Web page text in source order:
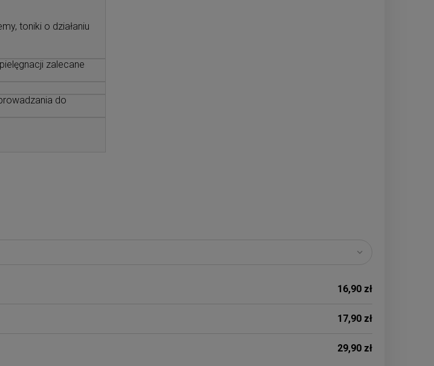
toniki o działaniu
zalecane
do
16,90 zł
17,90 zł
29,90 zł